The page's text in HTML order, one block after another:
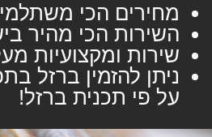
מחירים הכי
השירות הכי מהיר
שירות ומקצועיות
ניתן להזמין ברזל
על פי תכנית ברזל!